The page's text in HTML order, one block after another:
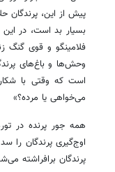
پیش از این،
بسیار بد است، در
فلامینگو و قوی گنگ
وحش‌ها و باغ‌های
است که وقتی با
می‌خواهی یا مرده؟»
همه جور پرنده در
اوج‌گیری پرندگان را
پرندگان برافراشته